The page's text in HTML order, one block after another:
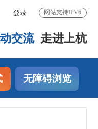
登录 网站支持IPV6
交流 走进上杭
无障碍浏览